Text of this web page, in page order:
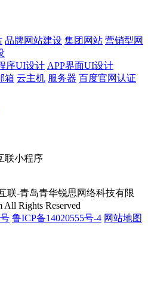
品牌网站建设 集团网站 营销型网
序UI设计 APP界面UI设计
箱 云主机 服务器 百度官网认证
联-青岛青华锐思网络科技有限
Rights Reserved
鲁ICP备14020555号-4 网站地图